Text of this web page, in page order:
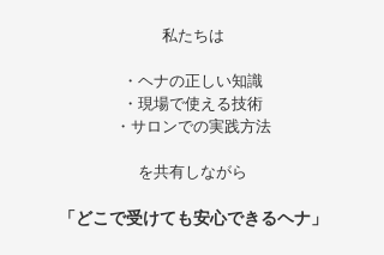
私たちは
・ヘナの正しい知識
・現場で使える技術
・サロンでの実践方法
を共有しながら
「どこで受けても安心できるヘナ」